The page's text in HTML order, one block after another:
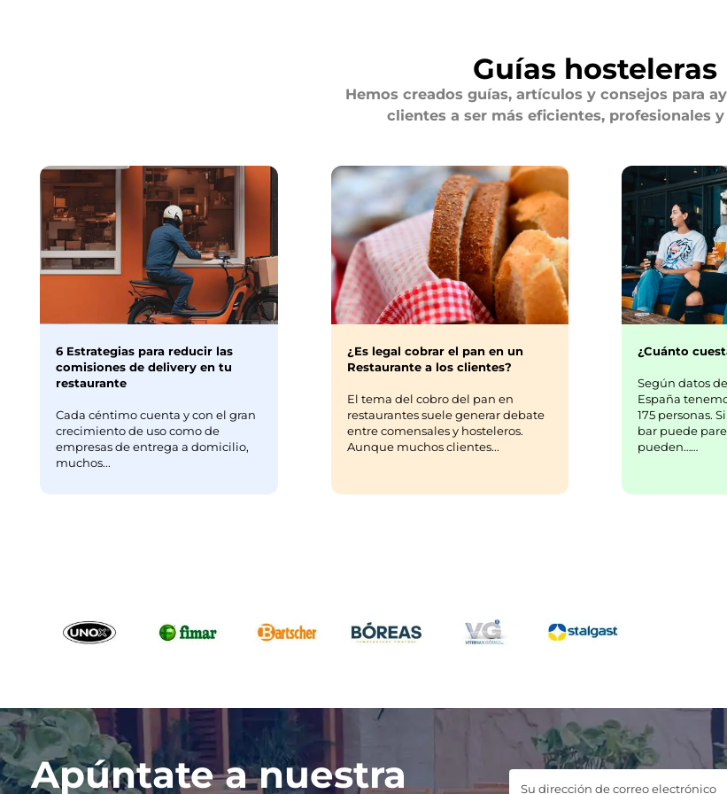
Guías hosteleras
Hemos creados guías, artículos y consejos para
clientes a ser más eficientes, profesionales
6 Estrategias para reducir las
comisiones de delivery en tu
restaurante
Cada céntimo cuenta y con el gran
crecimiento de uso como de
empresas de entrega a domicilio,
muchos...
¿Es legal cobrar el pan en un
Restaurante a los clientes?
El tema del cobro del pan en
restaurantes suele generar debate
entre comensales y hosteleros.
Aunque muchos clientes...
¿Cuánto
Según datos
España
175 personas.
bar puede
pueden……
Apúntate a nuestra